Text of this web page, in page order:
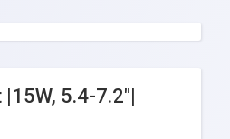
5.4-7.2"|